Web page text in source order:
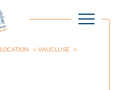
LOCATION
VAUCLUSE